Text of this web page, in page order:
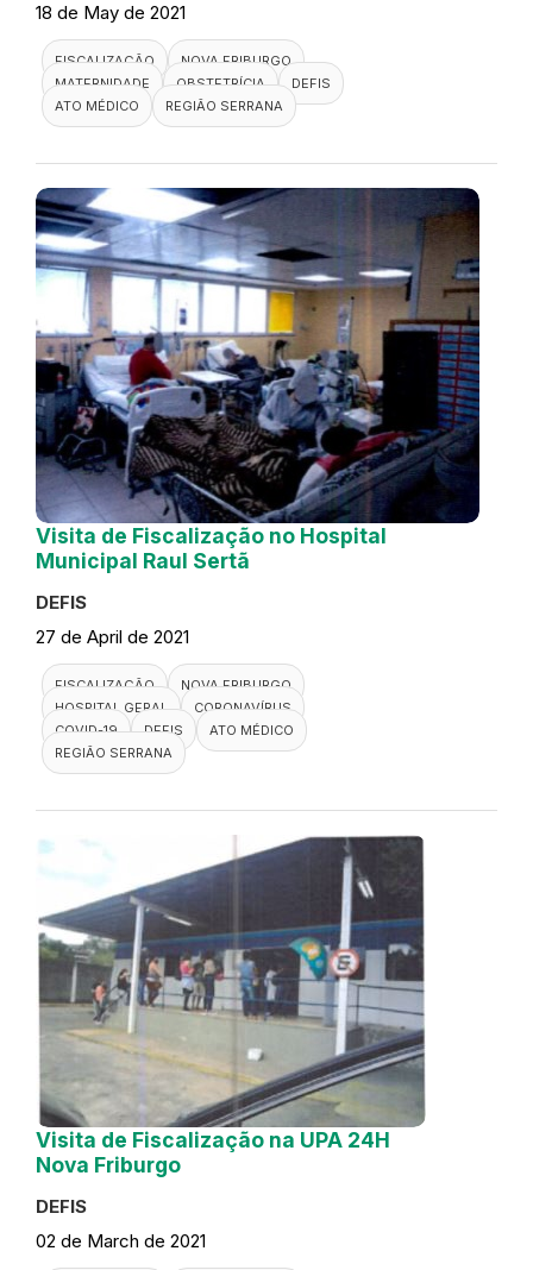
18 de May de 2021
FISCALIZAÇÃO
NOVA FRIBURGO
MATERNIDADE
OBSTETRÍCIA
DEFIS
ATO MÉDICO
REGIÃO SERRANA
Visita de Fiscalização no Hospital
Municipal Raul Sertã
DEFIS
27 de April de 2021
FISCALIZAÇÃO
NOVA FRIBURGO
HOSPITAL GERAL
CORONAVÍRUS
COVID-19
DEFIS
ATO MÉDICO
REGIÃO SERRANA
Visita de Fiscalização na UPA 24H
Nova Friburgo
DEFIS
02 de March de 2021